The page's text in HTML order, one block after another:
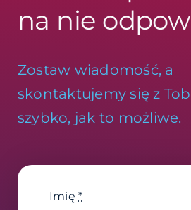
na nie
Zostaw wiadomość, a
skontaktujemy się z
szybko, jak to możliwe.
Imię*